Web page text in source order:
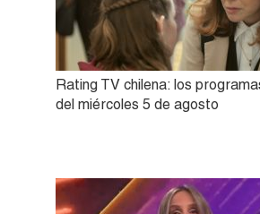
Rating TV chilena: los
del miércoles 5 de agosto